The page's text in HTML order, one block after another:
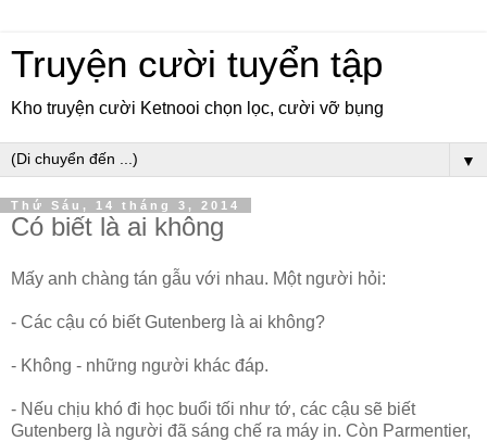
Truyện cười tuyển tập
Kho truyện cười Ketnooi chọn lọc, cười vỡ bụng
▼
Thứ Sáu, 14 tháng 3, 2014
Có biết là ai không
Mấy anh chàng tán gẫu với nhau. Một người hỏi:
- Các cậu có biết Gutenberg là ai không?
- Không - những người khác đáp.
- Nếu chịu khó đi học buổi tối như tớ, các cậu sẽ biết
Gutenberg là người đã sáng chế ra máy in. Còn Parmentier,